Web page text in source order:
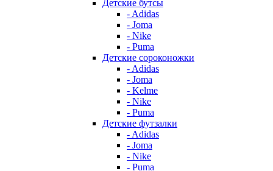
Детские бутсы
- Adidas
- Joma
- Nike
- Puma
Детские сороконожки
- Adidas
- Joma
- Kelme
- Nike
- Puma
Детские футзалки
- Adidas
- Joma
- Nike
- Puma